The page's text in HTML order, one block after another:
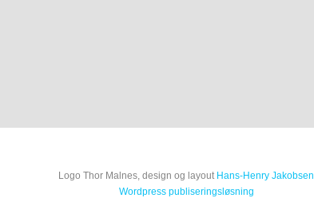
Logo Thor Malnes, design og layout Hans-Henry Jakobsen
Wordpress publiseringsløsning